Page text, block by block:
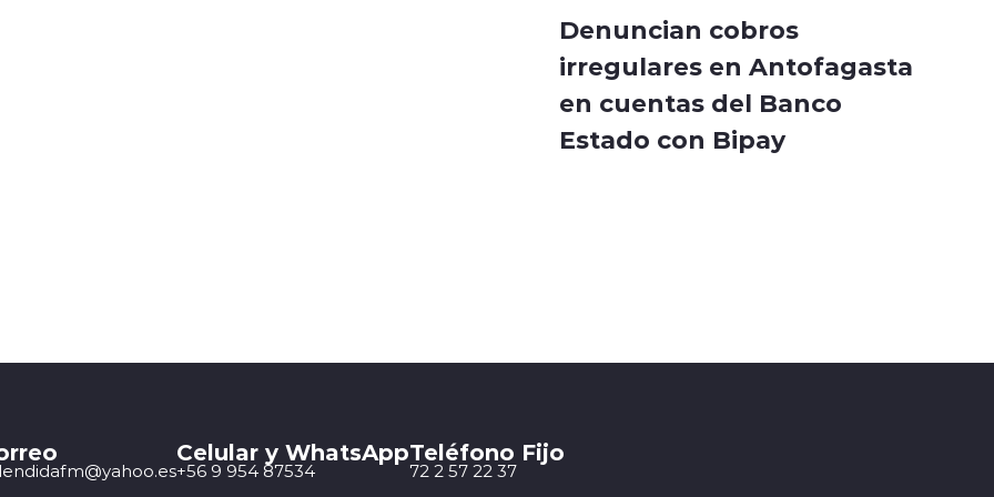
Denuncian cobros
irregulares en Antofagasta
en cuentas del Banco
Estado con Bipay
Celular y WhatsApp
+56 9 954 87534
Teléfono Fijo
72 2 57 22 37